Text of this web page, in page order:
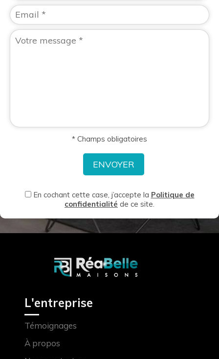
* Champs obligatoires
En cochant cette case, j’accepte la Politique de
confidentialité de ce site.
L'entreprise
Témoignages
À propos